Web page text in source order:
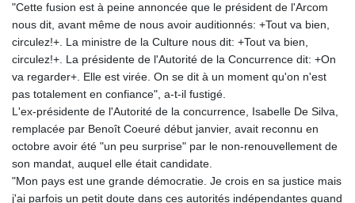
1585920.982023
ISK 142.572116
JEP 0.857346
JMD 183.168441
JOD 0.817863
JPY 182.641857
KES 149.279328
KGS 100.875887
KHR 4684.773512
KMF 492.554315
KRW 1633.35962
"Cette fusion est à peine annoncée que le président de l'Arcom
nous dit, avant même de nous avoir auditionnés: +Tout va bien,
circulez!+. La ministre de la Culture nous dit: +Tout va bien,
circulez!+. La présidente de l'Autorité de la Concurrence dit: +On
va regarder+. Elle est virée. On se dit à un moment qu'on n'est
pas totalement en confiance", a-t-il fustigé.
L'ex-présidente de l'Autorité de la concurrence, Isabelle De Silva,
remplacée par Benoît Coeuré début janvier, avait reconnu en
octobre avoir été "un peu surprise" par le non-renouvellement de
son mandat, auquel elle était candidate.
"Mon pays est une grande démocratie. Je crois en sa justice mais
j'ai parfois un petit doute dans ces autorités indépendantes quand